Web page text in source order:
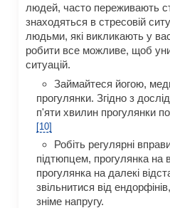
людей, часто переживають
знаходяться в стресовій
людьми, які викликають у
робити все можливе, щоб
ситуацій.
Займайтеся йогою,
прогулянки. Згідно з
п'яти хвилин прогулянки
[10]
Робіть регулярні
підтюпцем, прогулянка на
прогулянка на далекі
звільнитися від
зніме напругу.